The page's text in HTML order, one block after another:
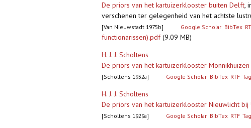
De priors van het kartuizerklooster buiten Delft,
verschenen ter gelegenheid van het achtste
[Van Nieuwstadt 1975b] Google Scholar BibTex
functionarissen).pdf(9.09 MB)
H. J. J. Scholtens
De priors van het kartuizerklooster
[Scholtens 1932a] Google Scholar BibTex RTF
H. J. J. Scholtens
De priors van het kartuizerklooster Nieuwlicht bij
[Scholtens 1929a] Google Scholar BibTex RTF